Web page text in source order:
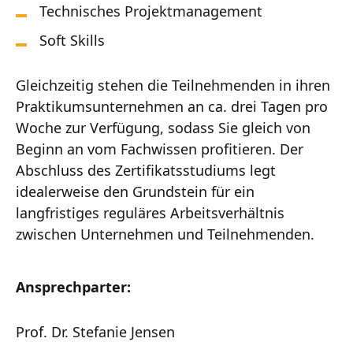
Technisches Projektmanagement
Soft Skills
Gleichzeitig stehen die Teilnehmenden in ihren
Praktikumsunternehmen an ca. drei Tagen pro
Woche zur Verfügung, sodass Sie gleich von
Beginn an vom Fachwissen profitieren. Der
Abschluss des Zertifikatsstudiums legt
idealerweise den Grundstein für ein
langfristiges reguläres Arbeitsverhältnis
zwischen Unternehmen und Teilnehmenden.
Ansprechparter:
Prof. Dr. Stefanie Jensen